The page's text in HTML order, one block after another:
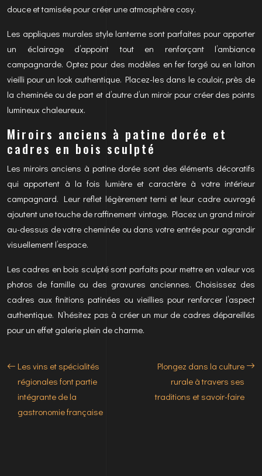
douce et tamisée pour créer une atmosphère cosy.
Les appliques murales style lanterne sont parfaites pour apporter
un éclairage d’appoint tout en renforçant l’ambiance
campagnarde. Optez pour des modèles en fer forgé ou en laiton
vieilli pour un look authentique. Placez-les dans le couloir, près de
la cheminée ou de part et d’autre d’un miroir pour créer des points
lumineux chaleureux.
Miroirs anciens à patine dorée et
cadres en bois sculpté
Les miroirs anciens à patine dorée sont des éléments décoratifs
qui apportent à la fois lumière et caractère à votre intérieur
campagnard. Leur reflet légèrement terni et leur cadre ouvragé
ajoutent une touche de raffinement vintage. Placez un grand miroir
au-dessus de votre cheminée ou dans votre entrée pour agrandir
visuellement l’espace.
Les cadres en bois sculpté sont parfaits pour mettre en valeur vos
photos de famille ou des gravures anciennes. Choisissez des
cadres aux finitions patinées ou vieillies pour renforcer l’aspect
authentique. N’hésitez pas à créer un mur de cadres dépareillés
pour un effet galerie plein de charme.
Les vins et spécialités
régionales font partie
intégrante de la
gastronomie française
Plongez dans la culture
rurale à travers ses
traditions et savoir-faire